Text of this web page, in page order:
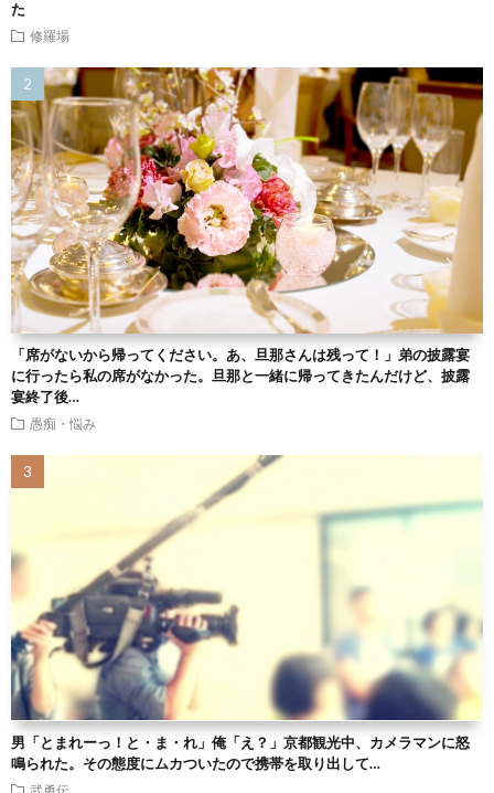
た
修羅場
「席がないから帰ってください。あ、旦那さんは残って！」弟の披露宴
に行ったら私の席がなかった。旦那と一緒に帰ってきたんだけど、披露
宴終了後…
愚痴・悩み
男「とまれーっ！と・ま・れ」俺「え？」京都観光中、カメラマンに怒
鳴られた。その態度にムカついたので携帯を取り出して…
武勇伝